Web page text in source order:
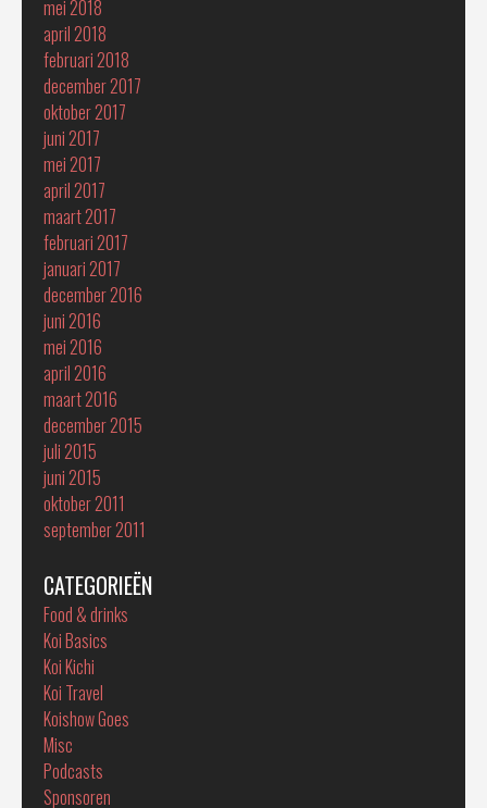
mei 2018
april 2018
februari 2018
december 2017
oktober 2017
juni 2017
mei 2017
april 2017
maart 2017
februari 2017
januari 2017
december 2016
juni 2016
mei 2016
april 2016
maart 2016
december 2015
juli 2015
juni 2015
oktober 2011
september 2011
CATEGORIEËN
Food & drinks
Koi Basics
Koi Kichi
Koi Travel
Koishow Goes
Misc
Podcasts
Sponsoren